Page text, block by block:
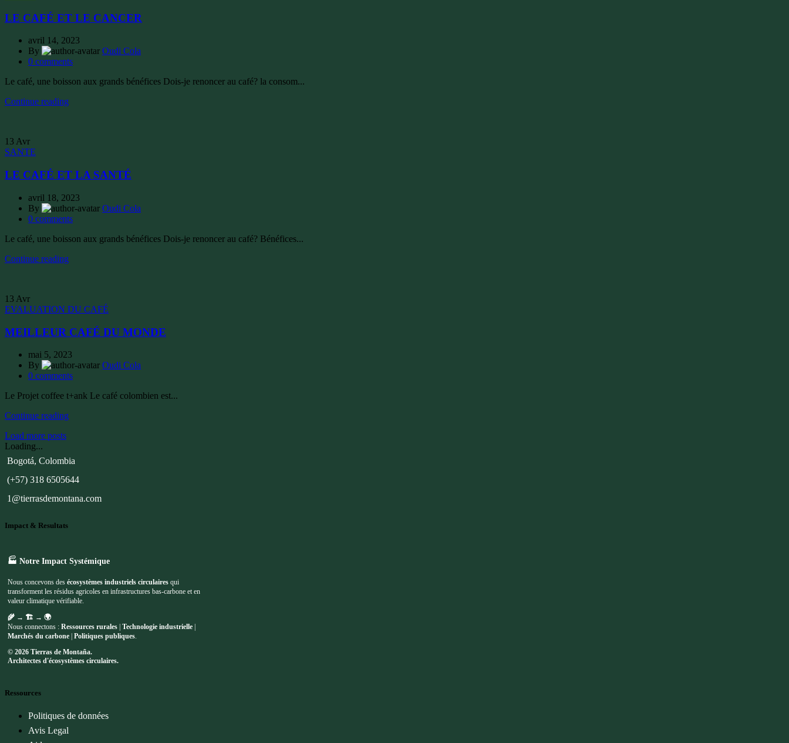
LE CAFÉ ET LE CANCER
avril 14, 2023
By
Oudi Cola
0 comments
Le café, une boisson aux grands bénéfices Dois-je renoncer au café? la consom...
Continue reading
13 Avr
SANTE
LE CAFÉ ET LA SANTÉ
avril 18, 2023
By
Oudi Cola
0 comments
Le café, une boisson aux grands bénéfices Dois-je renoncer au café? Bénéfices...
Continue reading
13 Avr
EVALUATION DU CAFÉ
MEILLEUR CAFÉ DU MONDE
mai 5, 2023
By
Oudi Cola
0 comments
Le Projet coffee t+ank Le café colombien est...
Continue reading
Load more posts
Loading...
Bogotá, Colombia
(+57) 318 6505644
1@tierrasdemontana.com
Impact & Resultats
🏭 Notre Impact Systémique
Nous concevons des écosystèmes industriels circulaires qui
transforment les résidus agricoles en infrastructures bas-carbone et en
valeur climatique vérifiable.
🌾 → 🏗️ → 🌍
Nous connectons : Ressources rurales | Technologie industrielle |
Marchés du carbone | Politiques publiques
© 2026 Tierras de Montaña.
Architectes d'écosystèmes circulaires.
Ressources
Politiques de données
Avis Legal